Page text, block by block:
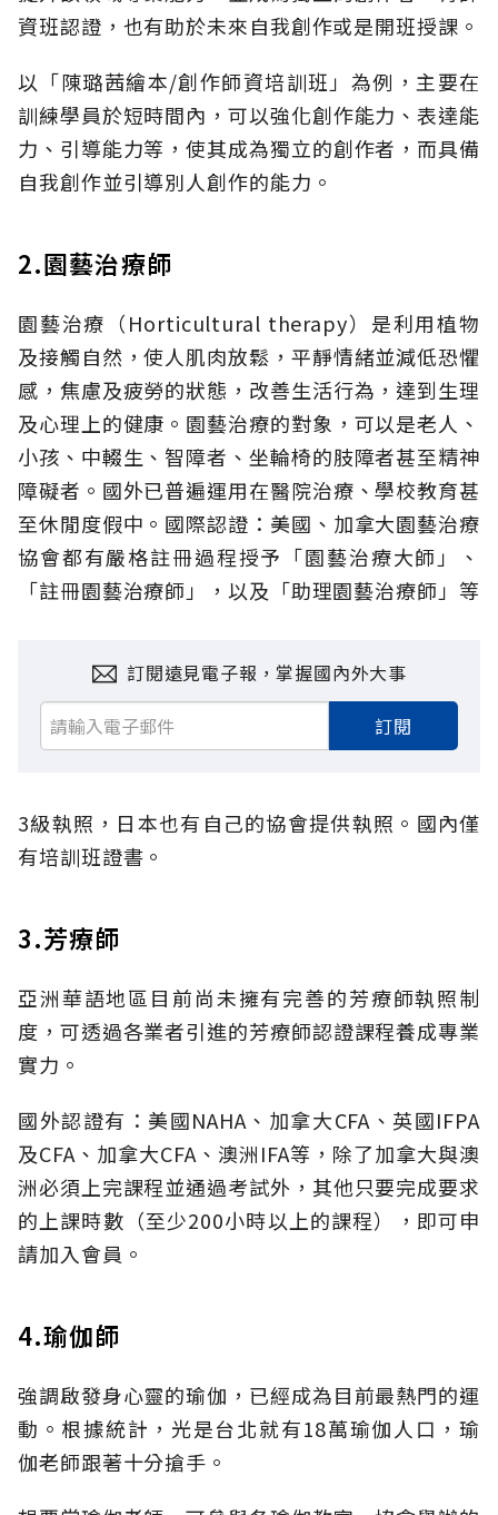
資班認證，也有助於未來自我創作或是開班授課。
以「陳璐茜繪本/創作師資培訓班」為例，主要在
訓練學員於短時間內，可以強化創作能力、表達能
力、引導能力等，使其成為獨立的創作者，而具備
自我創作並引導別人創作的能力。
2.園藝治療師
園藝治療（Horticultural therapy）是利用植物
及接觸自然，使人肌肉放鬆，平靜情緒並減低恐懼
感，焦慮及疲勞的狀態，改善生活行為，達到生理
及心理上的健康。園藝治療的對象，可以是老人、
小孩、中輟生、智障者、坐輪椅的肢障者甚至精神
障礙者。國外已普遍運用在醫院治療、學校教育甚
至休閒度假中。國際認證：美國、加拿大園藝治療
協會都有嚴格註冊過程授予「園藝治療大師」、
「註冊園藝治療師」，以及「助理園藝治療師」等
訂閱遠見電子報，掌握國內外大事
訂閱
3級執照，日本也有自己的協會提供執照。國內僅
有培訓班證書。
3.芳療師
亞洲華語地區目前尚未擁有完善的芳療師執照制
度，可透過各業者引進的芳療師認證課程養成專業
實力。
國外認證有：美國NAHA、加拿大CFA、英國IFPA
及CFA、加拿大CFA、澳洲IFA等，除了加拿大與澳
洲必須上完課程並通過考試外，其他只要完成要求
的上課時數（至少200小時以上的課程），即可申
請加入會員。
4.瑜伽師
強調啟發身心靈的瑜伽，已經成為目前最熱門的運
動。根據統計，光是台北就有18萬瑜伽人口，瑜
伽老師跟著十分搶手。